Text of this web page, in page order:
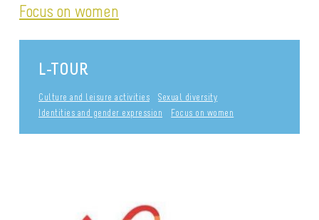
Focus on women
L-TOUR
Culture and leisure activities
Sexual diversity
Identities and gender expression
Focus on women